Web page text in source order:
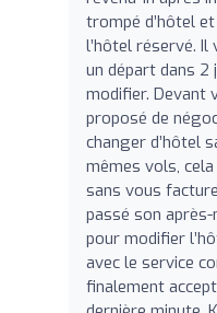
trompé d’hôtel
l’hôtel réservé. Il
un départ dans 2
modifier. Devant
proposé de
changer d’hôtel
mêmes vols,
sans vous
passé son
pour modifier
avec le service
finalement